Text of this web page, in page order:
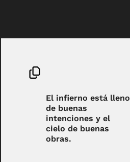
El infierno está lleno
de buenas
intenciones y el
cielo de buenas
obras.